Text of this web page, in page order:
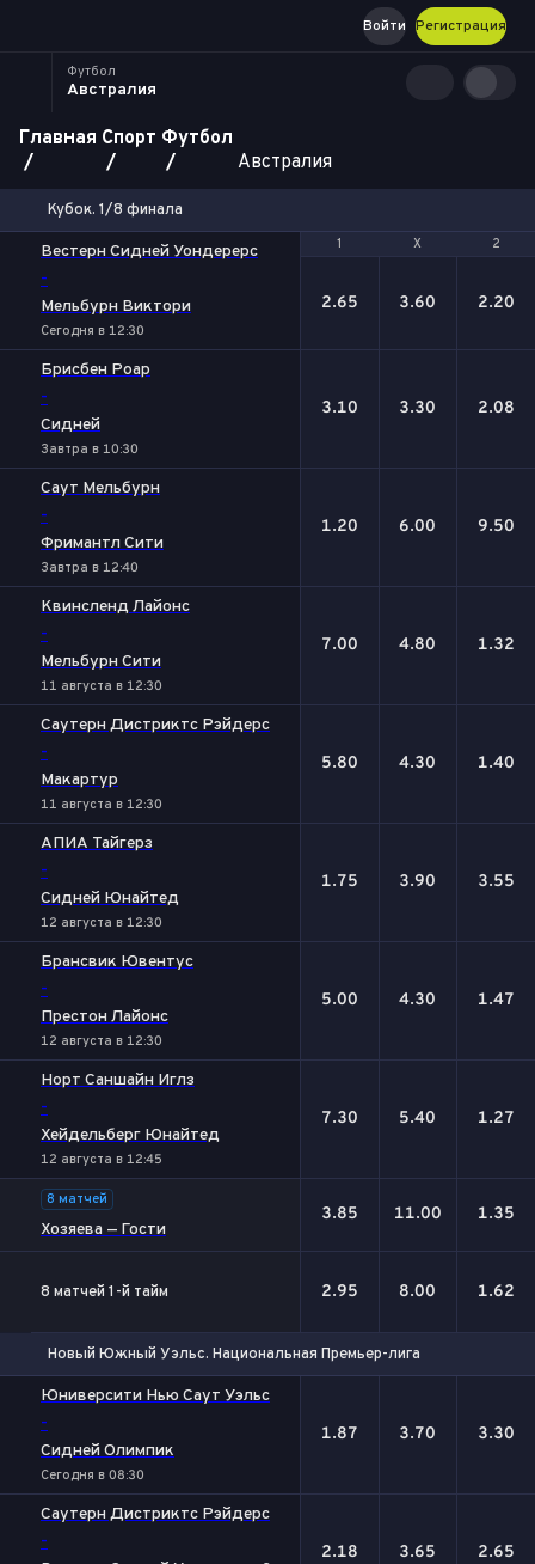
Регистрация
Войти
Футбол
Австралия
Главная Спорт Футбол
Австралия
Кубок. 1/8 финала
1 Х 2
Вестерн Сидней Уондерерс
-
Мельбурн Виктори
Сегодня в 12:30
1 Х 2
2.65 3.60 2.20
Брисбен Роар
-
Сидней
Завтра в 10:30
3.10 3.30 2.08
Саут Мельбурн
-
Фримантл Сити
Завтра в 12:40
1.20 6.00 9.50
Квинсленд Лайонc
-
Мельбурн Сити
11 августа в 12:30
7.00 4.80 1.32
Саутерн Дистриктс Рэйдерс
-
Макартур
11 августа в 12:30
5.80 4.30 1.40
АПИА Тайгерз
-
Сидней Юнайтед
12 августа в 12:30
1.75 3.90 3.55
Брансвик Ювентус
-
Престон Лайонс
12 августа в 12:30
5.00 4.30 1.47
Норт Саншайн Иглз
-
Хейдельберг Юнайтед
12 августа в 12:45
7.30 5.40 1.27
8 матчей
Хозяева — Гости
3.85 11.00 1.35
8 матчей 1-й тайм 2.95 8.00 1.62
Новый Южный Уэльс. Национальная Премьер-лига
Юниверсити Нью Саут Уэльс
-
Сидней Олимпик
Сегодня в 08:30
1.87 3.70 3.30
Саутерн Дистриктс Рэйдерс
- 2.18 3.65 2.65